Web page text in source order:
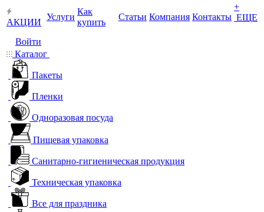
АКЦИИ
Услуги
Как
купить
Статьи Компания Контакты
+
ЕЩЕ
Войти
Каталог
Пакеты
Пленки
Одноразовая посуда
Пищевая упаковка
Санитарно-гигиеническая продукция
Техническая упаковка
Все для праздника